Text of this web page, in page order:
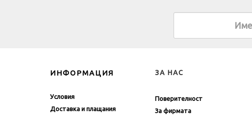
ИНФОРМАЦИЯ
Условия
Доставка и плащания
ЗА НАС
Поверителност
За фирмата